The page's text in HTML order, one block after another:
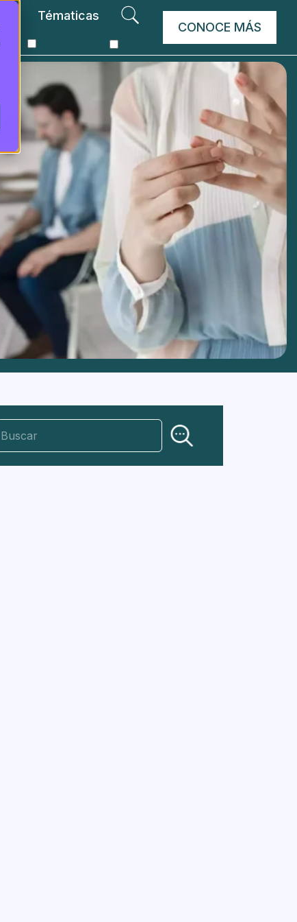
Tématicas
CONOCE MÁS